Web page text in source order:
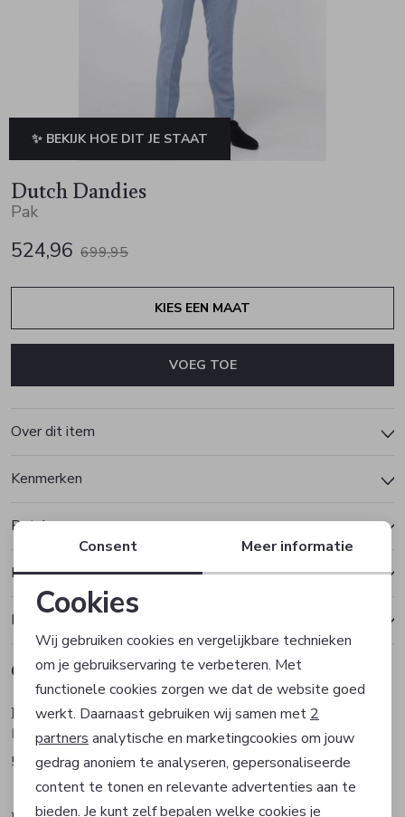
Truien en vesten
✨ BEKIJK HOE DIT JE STAAT
Dutch Dandies
Pak
524,96 699,95
KIES EEN MAAT
VOEG TOE
Over dit item
Kenmerken
Betalen
Bezorgen of ophalen
Ruilen en retourneren
Gerelateerde producten
Sale
Dutch Dandies
Pak
599,96 799,95
Dutch Dandies
Gilet
172,46 229,95
Sale
Personalisatie cookies
Analytische cookies
Marketing cookies
Consent Meer informatie
Cookies
Wij gebruiken cookies en vergelijkbare technieken
om je gebruikservaring te verbeteren. Met
functionele cookies zorgen we dat de website goed
werkt. Daarnaast gebruiken wij samen met 2
partners analytische en marketingcookies om jouw
gedrag anoniem te analyseren, gepersonaliseerde
content te tonen en relevante advertenties aan te
bieden. Je kunt zelf bepalen welke cookies je